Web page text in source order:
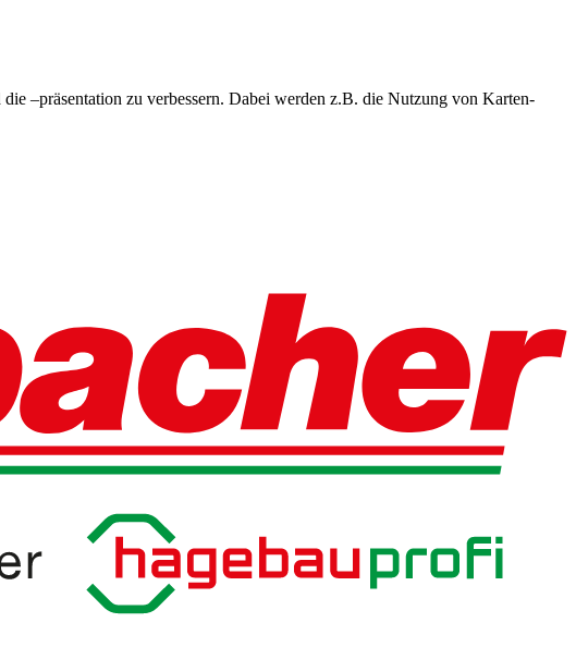
–präsentation zu verbessern. Dabei werden z.B. die Nutzung von Karten-